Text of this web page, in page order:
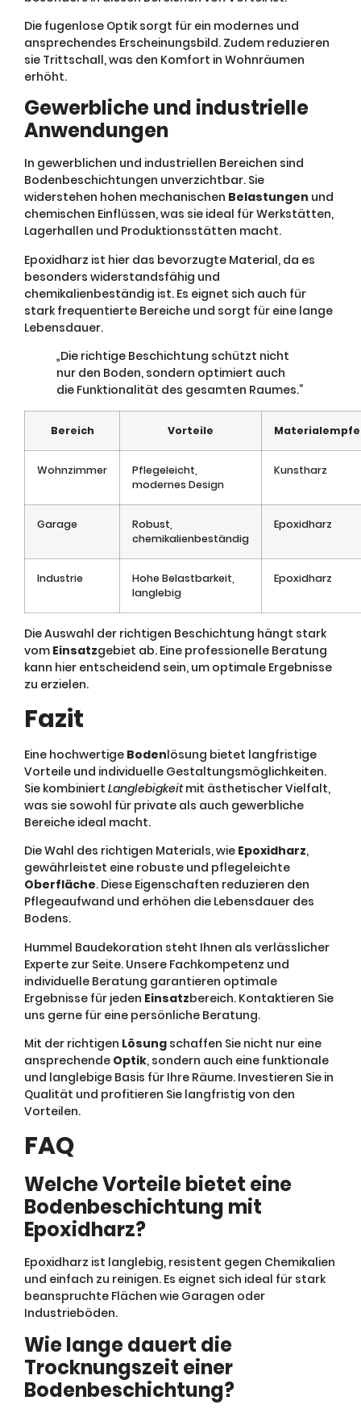
Die fugenlose Optik sorgt für ein modernes und
ansprechendes Erscheinungsbild. Zudem reduzieren
sie Trittschall, was den Komfort in Wohnräumen
erhöht.
Gewerbliche und industrielle
Anwendungen
In gewerblichen und industriellen Bereichen sind
Bodenbeschichtungen unverzichtbar. Sie
widerstehen hohen mechanischen Belastungen und
chemischen Einflüssen, was sie ideal für Werkstätten,
Lagerhallen und Produktionsstätten macht.
Epoxidharz ist hier das bevorzugte Material, da es
besonders widerstandsfähig und
chemikalienbeständig ist. Es eignet sich auch für
stark frequentierte Bereiche und sorgt für eine lange
Lebensdauer.
„Die richtige Beschichtung schützt nicht
nur den Boden, sondern optimiert auch
die Funktionalität des gesamten Raumes.“
Bereich Vorteile
Wohnzimmer
Pflegeleicht,
modernes Design
Kunstharz
Garage
Robust,
chemikalienbeständig
Epoxidharz
Industrie
Hohe Belastbarkeit,
langlebig
Epoxidharz
Die Auswahl der richtigen Beschichtung hängt stark
vom Einsatzgebiet ab. Eine professionelle Beratung
kann hier entscheidend sein, um optimale Ergebnisse
zu erzielen.
Fazit
Eine hochwertige Bodenlösung bietet langfristige
Vorteile und individuelle Gestaltungsmöglichkeiten.
Sie kombiniert Langlebigkeitmit ästhetischer Vielfalt,
was sie sowohl für private als auch gewerbliche
Bereiche ideal macht.
Die Wahl des richtigen Materials, wie Epoxidharz,
gewährleistet eine robuste und pflegeleichte
Oberfläche. Diese Eigenschaften reduzieren den
Pflegeaufwand und erhöhen die Lebensdauer des
Bodens.
Hummel Baudekoration steht Ihnen als verlässlicher
Experte zur Seite. Unsere Fachkompetenz und
individuelle Beratung garantieren optimale
Ergebnisse für jeden Einsatzbereich. Kontaktieren Sie
uns gerne für eine persönliche Beratung.
Mit der richtigen Lösung schaffen Sie nicht nur eine
ansprechende Optik, sondern auch eine funktionale
und langlebige Basis für Ihre Räume. Investieren Sie in
Qualität und profitieren Sie langfristig von den
Vorteilen.
FAQ
Welche Vorteile bietet eine
Bodenbeschichtung mit
Epoxidharz?
Epoxidharz ist langlebig, resistent gegen Chemikalien
und einfach zu reinigen. Es eignet sich ideal für stark
beanspruchte Flächen wie Garagen oder
Industrieböden.
Wie lange dauert die
Trocknungszeit einer
Bodenbeschichtung?